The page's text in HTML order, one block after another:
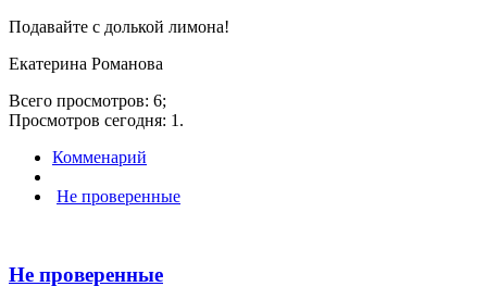
Подавайте с долькой лимона!
Екатерина Романова
Всего просмотров: 6;
Просмотров сегодня: 1.
Комменарий
Не проверенные
Не проверенные